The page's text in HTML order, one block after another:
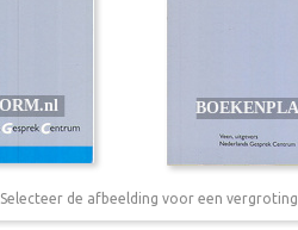
Selecteer de afbeelding voor een vergroting